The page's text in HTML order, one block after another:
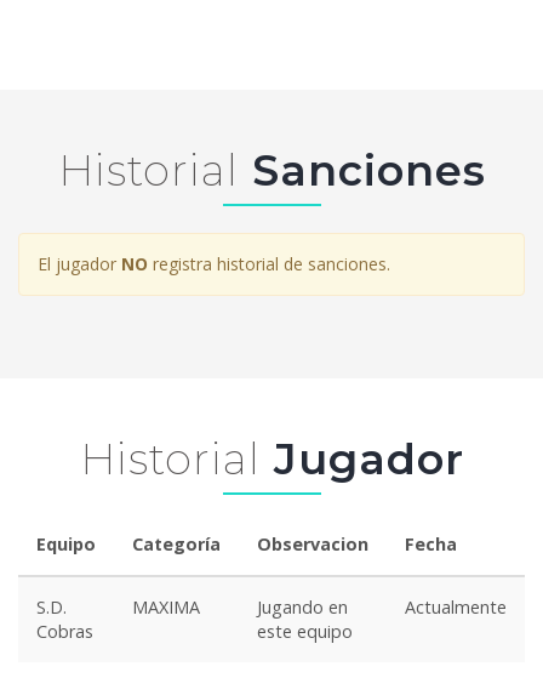
Historial Sanciones
El jugador NO registra historial de sanciones.
Historial Jugador
Equipo Categoría Observacion Fecha
S.D.
Cobras
MAXIMA
Jugando en
este equipo
Actualmente